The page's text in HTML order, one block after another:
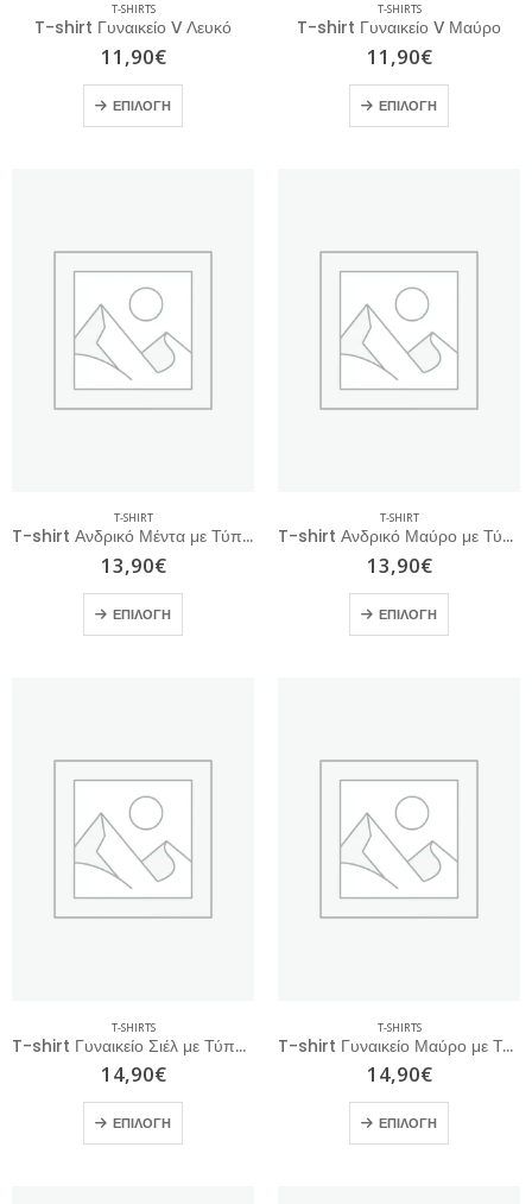
T-SHIRTS
T-shirt Γυναικείο V Λευκό
11,90€
ΕΠΙΛΟΓΉ
T-SHIRTS
T-shirt Γυναικείο V Μαύρο
11,90€
ΕΠΙΛΟΓΉ
T-SHIRT
T-shirt Ανδρικό Μέντα με Τύπωμα
13,90€
ΕΠΙΛΟΓΉ
T-SHIRT
T-shirt Ανδρικό Μαύρο με Τύπωμα
13,90€
ΕΠΙΛΟΓΉ
T-SHIRTS
T-shirt Γυναικείο Σιέλ με Τύπωμα
14,90€
ΕΠΙΛΟΓΉ
T-SHIRTS
T-shirt Γυναικείο Μαύρο με Τύπωμα
14,90€
ΕΠΙΛΟΓΉ
14,50€ 10,00
20,00€ 13,00€
0out of 5
22,00 17,00